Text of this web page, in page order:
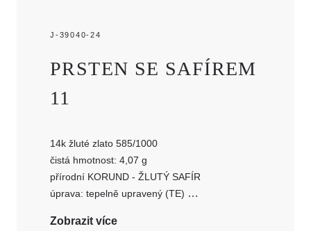
J-39040-24
PRSTEN SE SAFÍREM
11
14k žluté zlato 585/1000
čistá hmotnost: 4,07 g
přírodní KORUND - ŽLUTÝ SAFÍR
úprava: tepelně upravený (TE)
hmotnost: 1 ks - 1,145 ct, rozměr:
Zobrazit více